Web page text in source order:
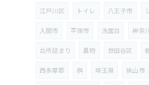
江戸川区 トイレ 八王子市
入間市 平塚市 洗面台 神奈
台所詰まり 異物 世田谷区
西多摩郡 桝 埼玉県 狭山市